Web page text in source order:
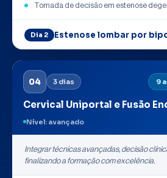
Tomada de decisão em estenose
Dia 2 Estenose lombar por
04 3 dias 9
Cervical Uniportal e Fusão
Nível: avançado
Integrar técnicas avançadas, decisão
finalizando a formação com excelência.